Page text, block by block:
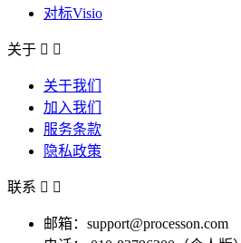
对标Visio
关于  
关于我们
加入我们
服务条款
隐私政策
联系  
邮箱：support@processon.com